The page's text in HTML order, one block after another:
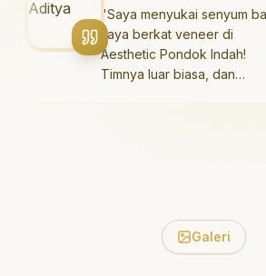
pembersihan gigi
Saya menyukai senyum baru
saya berkat veneer di
Aesthetic Pondok Indah!
Timnya luar biasa, dan
Galeri